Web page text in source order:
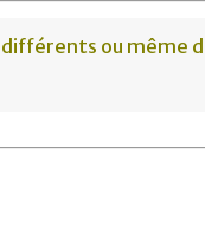
ou même